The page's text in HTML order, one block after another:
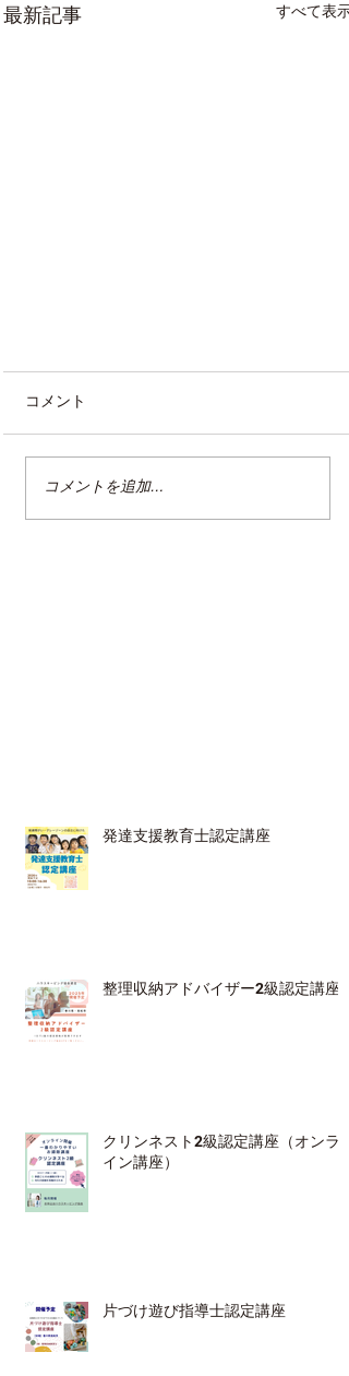
最新記事 すべて表示
コメント
コメントを追加…
発達支援教育士認定講座
整理収納アドバイザー2級認定講座
クリンネスト2級認定講座（オンラ
イン講座）
片づけ遊び指導士認定講座